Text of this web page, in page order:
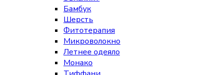
Бамбук
Шерсть
Фитотерапия
Микроволокно
Летнее одеяло
Монако